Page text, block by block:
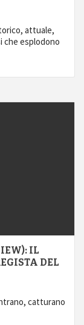
attuale,
che esplodono
IL
DEL
catturano